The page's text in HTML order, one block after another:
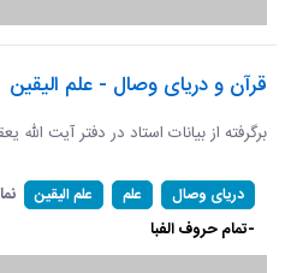
قرآن و دریای وصال - علم الیقین
برگرفته از بیانات استاد در دفتر آیت الله
دریای وصال علم علم الیقین
-تمام حروف الفبا